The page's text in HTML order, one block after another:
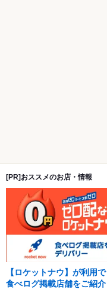
[PR]おススメのお店・情報
【ロケットナウ】が利用
食べログ掲載店舗をご紹介